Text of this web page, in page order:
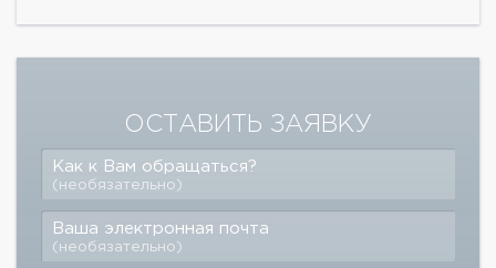
ОСТАВИТЬ ЗАЯВКУ
Как к Вам обращаться?
(необязательно)
Ваша электронная почта
(необязательно)